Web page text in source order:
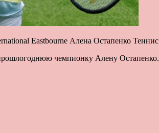
Eastbourne Алена Остапенко Теннис
чемпионку Алену Остапенко.